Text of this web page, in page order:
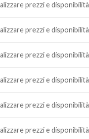
prezzi e disponibilità
prezzi e disponibilità
prezzi e disponibilità
prezzi e disponibilità
prezzi e disponibilità
prezzi e disponibilità